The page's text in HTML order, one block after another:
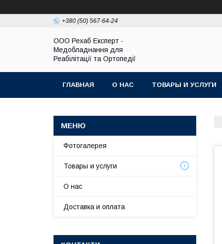
+380 (50) 567-64-24
OOO Рехаб Експерт -
Медобладнання для
Реабілітації та Ортопедії
ГЛАВНАЯ О НАС ТОВАРЫ И УСЛУГИ
Фотогалерея
Товары и услуги
О нас
Доставка и оплата